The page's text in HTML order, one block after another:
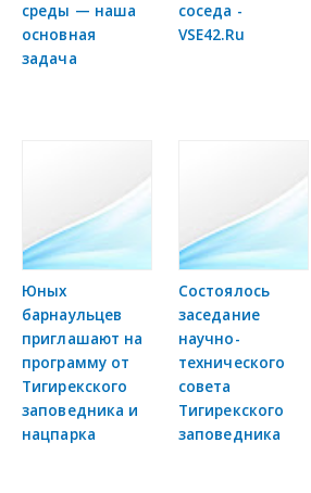
среды — наша
основная
задача
соседа -
VSE42.Ru
Юных
барнаульцев
приглашают на
программу от
Тигирекского
заповедника и
нацпарка
Состоялось
заседание
научно-
технического
совета
Тигирекского
заповедника